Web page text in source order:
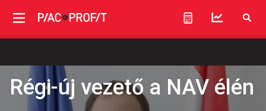
Régi-új vezető a NAV élén